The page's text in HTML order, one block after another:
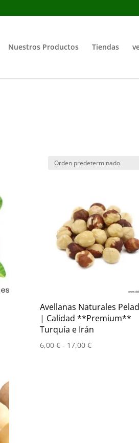
Nuestros Productos Tiendas
Avellanas Naturales
| Calidad **Premium**
Turquía e Irán
6,00 € - 17,00 €Rango